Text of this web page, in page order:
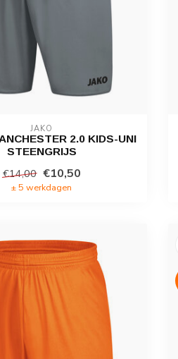
JAKO
2.0 KIDS-UNI
STEENGRIJS
€14,00 €10,50
± 5 werkdagen